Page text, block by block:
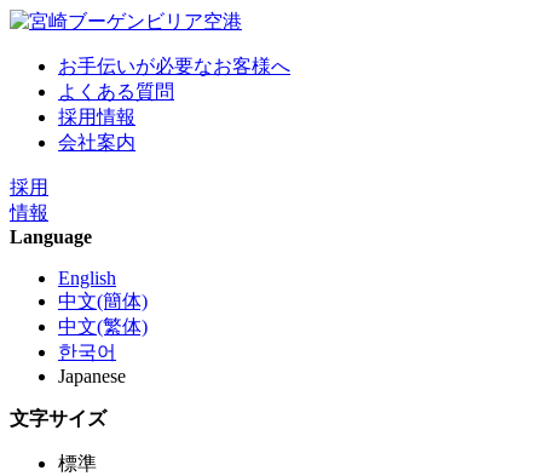
お手伝いが必要なお客様へ
よくある質問
採用情報
会社案内
採用
情報
Language
English
中文(簡体)
中文(繁体)
한국어
Japanese
文字サイズ
標準